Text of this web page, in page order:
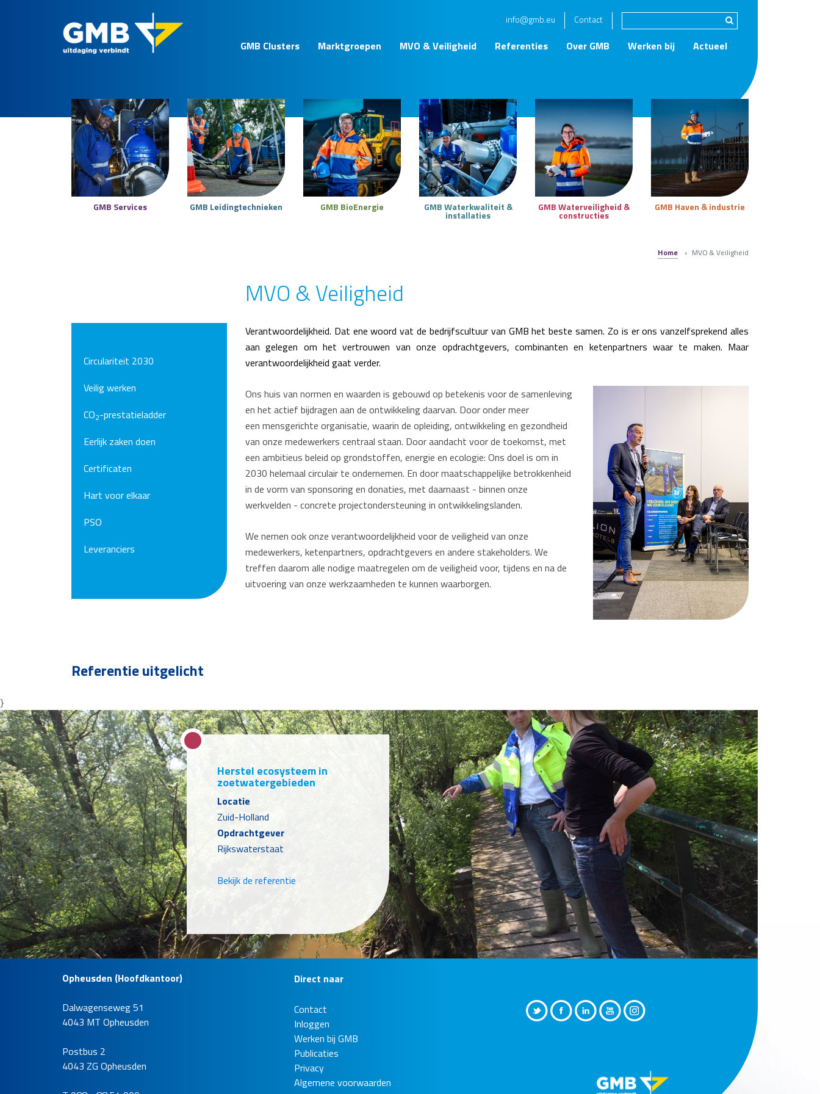
info@gmb.eu Contact
GMB Clusters Marktgroepen MVO & Veiligheid Referenties Over GMB Werken bij Actueel
GMB Services GMB Leidingtechnieken GMB BioEnergie GMB Waterkwaliteit &
installaties
GMB Waterveiligheid &
constructies
GMB Haven & industrie
Home › MVO & Veiligheid
MVO & Veiligheid
Verantwoordelijkheid. Dat ene woord vat de bedrijfscultuur van GMB het beste samen. Zo is er ons vanzelfsprekend alles
aan gelegen om het vertrouwen van onze opdrachtgevers, combinanten en ketenpartners waar te maken. Maar
verantwoordelijkheid gaat verder.
Ons huis van normen en waarden is gebouwd op betekenis voor de samenleving
en het actief bijdragen aan de ontwikkeling daarvan. Door onder meer
een mensgerichte organisatie, waarin de opleiding, ontwikkeling en gezondheid
van onze medewerkers centraal staan. Door aandacht voor de toekomst, met
een ambitieus beleid op grondstoffen, energie en ecologie: Ons doel is om in
2030 helemaal circulair te ondernemen. En door maatschappelijke betrokkenheid
in de vorm van sponsoring en donaties, met daarnaast - binnen onze
werkvelden - concrete projectondersteuning in ontwikkelingslanden.
We nemen ook onze verantwoordelijkheid voor de veiligheid van onze
medewerkers, ketenpartners, opdrachtgevers en andere stakeholders. We
treffen daarom alle nodige maatregelen om de veiligheid voor, tijdens en na de
uitvoering van onze werkzaamheden te kunnen waarborgen.
Circulariteit 2030
Veilig werken
CO2-prestatieladder
Eerlijk zaken doen
Certificaten
Hart voor elkaar
PSO
Leveranciers
Referentie uitgelicht
}
Herstel ecosysteem in
zoetwatergebieden
Locatie
Zuid-Holland
Opdrachtgever
Rijkswaterstaat
Bekijk de referentie
Te gast op de dijk bij
Krimpen aan de IJssel
Opheusden (Hoofdkantoor)
Dalwagenseweg 51
4043 MT Opheusden
Postbus 2
4043 ZG Opheusden
Direct naar
Contact
Inloggen
Werken bij GMB
Publicaties
Privacy
Algemene voorwaarden